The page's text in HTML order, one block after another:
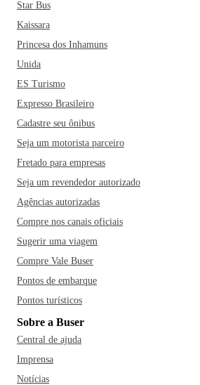
Star Bus
Kaissara
Princesa dos Inhamuns
Unida
ES Turismo
Expresso Brasileiro
Cadastre seu ônibus
Seja um motorista parceiro
Fretado para empresas
Seja um revendedor autorizado
Agências autorizadas
Compre nos canais oficiais
Sugerir uma viagem
Compre Vale Buser
Pontos de embarque
Pontos turísticos
Sobre a Buser
Central de ajuda
Imprensa
Notícias